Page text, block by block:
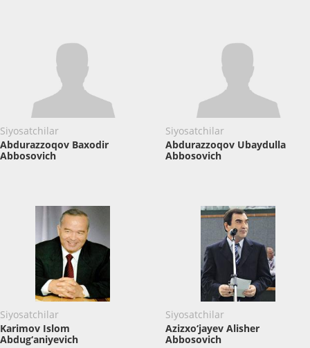
Siyosatchilar
Abdurazzoqov Baxodir
Abbosovich
Siyosatchilar
Abdurazzoqov Ubaydulla
Abbosovich
Siyosatchilar
Karimov Islom
Abdug‘aniyevich
Siyosatchilar
Azizxo‘jayev Alisher
Abbosovich